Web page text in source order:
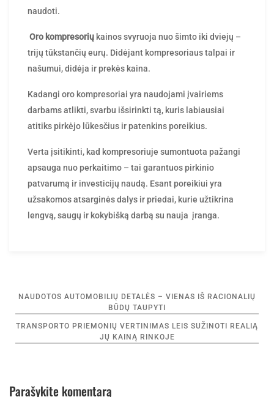
naudoti.
Oro kompresorių kainos svyruoja nuo šimto iki dviejų –
trijų tūkstančių eurų. Didėjant kompresoriaus talpai ir
našumui, didėja ir prekės kaina.
Kadangi oro kompresoriai yra naudojami įvairiems
darbams atlikti, svarbu išsirinkti tą, kuris labiausiai
atitiks pirkėjo lūkesčius ir patenkins poreikius.
Verta įsitikinti, kad kompresoriuje sumontuota pažangi
apsauga nuo perkaitimo – tai garantuos pirkinio
patvarumą ir investicijų naudą. Esant poreikiui yra
užsakomos atsarginės dalys ir priedai, kurie užtikrina
lengvą, saugų ir kokybišką darbą su nauja įranga.
Navigacija
tarp
įrašų
NAUDOTOS AUTOMOBILIŲ DETALĖS – VIENAS IŠ RACIONALIŲ
BŪDŲ TAUPYTI
TRANSPORTO PRIEMONIŲ VERTINIMAS LEIS SUŽINOTI REALIĄ
JŲ KAINĄ RINKOJE
Parašykite komentarą